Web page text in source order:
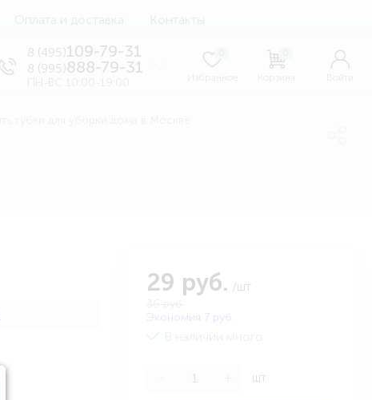
Оплата и доставка Контакты
8 (495)109-79-31
8 (995)888-79-31
ПН-ВС 10:00-19:00
29 руб. /шт
Экономия 7 руб.
шт